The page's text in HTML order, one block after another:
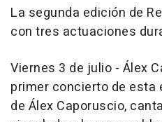
La segunda edición de
con tres actuaciones
Viernes 3 de julio - Álex
primer concierto de esta
de Álex Caporuscio,